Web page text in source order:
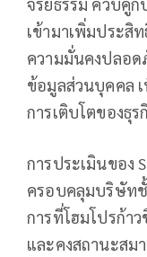
เข้ามาเพิ่มประสิ
ความมั่นคงปลอด
ข้อมูลส่วนบุคคล
การเติบโตของธุร
การประเมินของ
ครอบคลุมบริษัทชั้
การที่โฮมโปรก้า
และคงสถานะสม